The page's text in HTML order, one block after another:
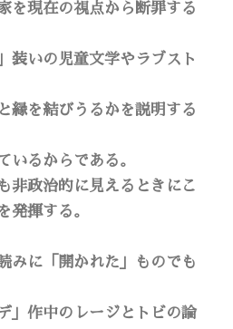
を現在の視点から断罪する
装いの児童文学やラブスト
縁を結びうるかを説明する
いるからである。
非政治的に見えるときにこ
発揮する。
みに「開かれた」ものでも
」作中のレージとトビの論